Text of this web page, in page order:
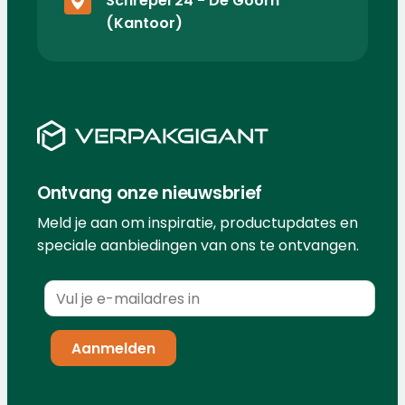
(Kantoor)
Ontvang onze nieuwsbrief
Meld je aan om inspiratie, productupdates en
speciale aanbiedingen van ons te ontvangen.